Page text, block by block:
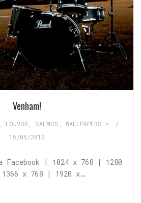
Venham!
LOUVOR SALMOS WALLPAPERS >
/
15/05/2013
Facebook | 1024 x 768 | 1280
x 768 | 1920 x…